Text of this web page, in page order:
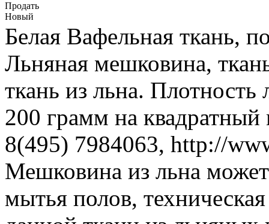
Продать
Новый
Белая Вафельная ткань,
Льняная мешковина,
ткань из льна.
200 грамм на квадратный
8(495) 7984063, http://
Мешковина из льна может
мытья полов,